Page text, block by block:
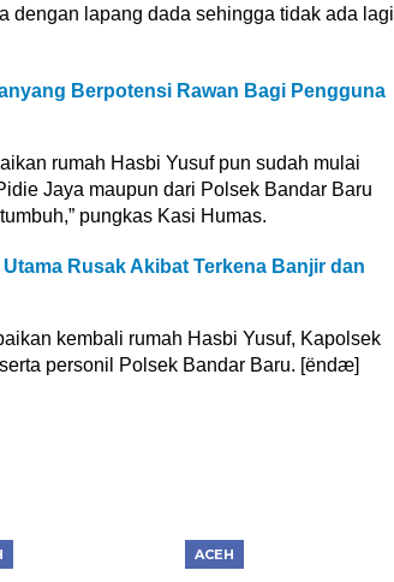
dengan lapang dada sehingga tidak ada lagi
Berpotensi Rawan Bagi Pengguna
rumah Hasbi Yusuf pun sudah mulai
Jaya maupun dari Polsek Bandar Baru
pungkas Kasi Humas.
Rusak Akibat Terkena Banjir dan
kembali rumah Hasbi Yusuf, Kapolsek
personil Polsek Bandar Baru. [ëndæ]
ACEH